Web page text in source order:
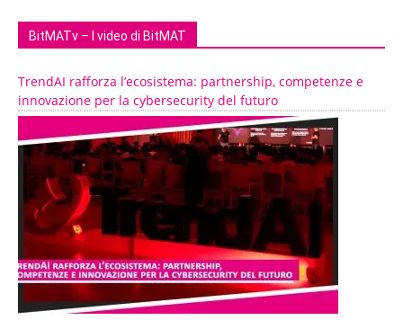
BitMATv – I video di BitMAT
TrendAI rafforza l’ecosistema: partnership, competenze e
innovazione per la cybersecurity del futuro